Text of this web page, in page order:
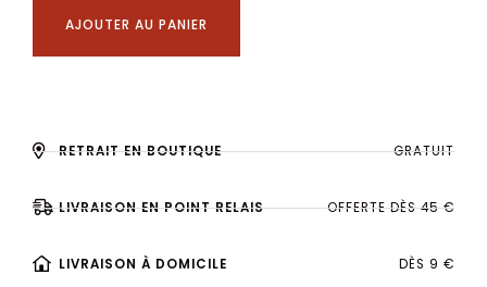
AJOUTER AU PANIER
RETRAIT EN BOUTIQUE GRATUIT
LIVRAISON EN POINT RELAIS OFFERTE DÈS 45 €
LIVRAISON À DOMICILE DÈS 9 €